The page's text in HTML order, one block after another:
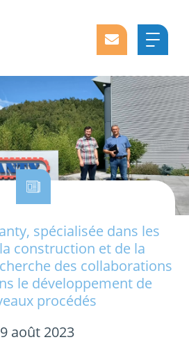
spécialisée dans les
construction et de la
des collaborations
le développement de
procédés
août 2023